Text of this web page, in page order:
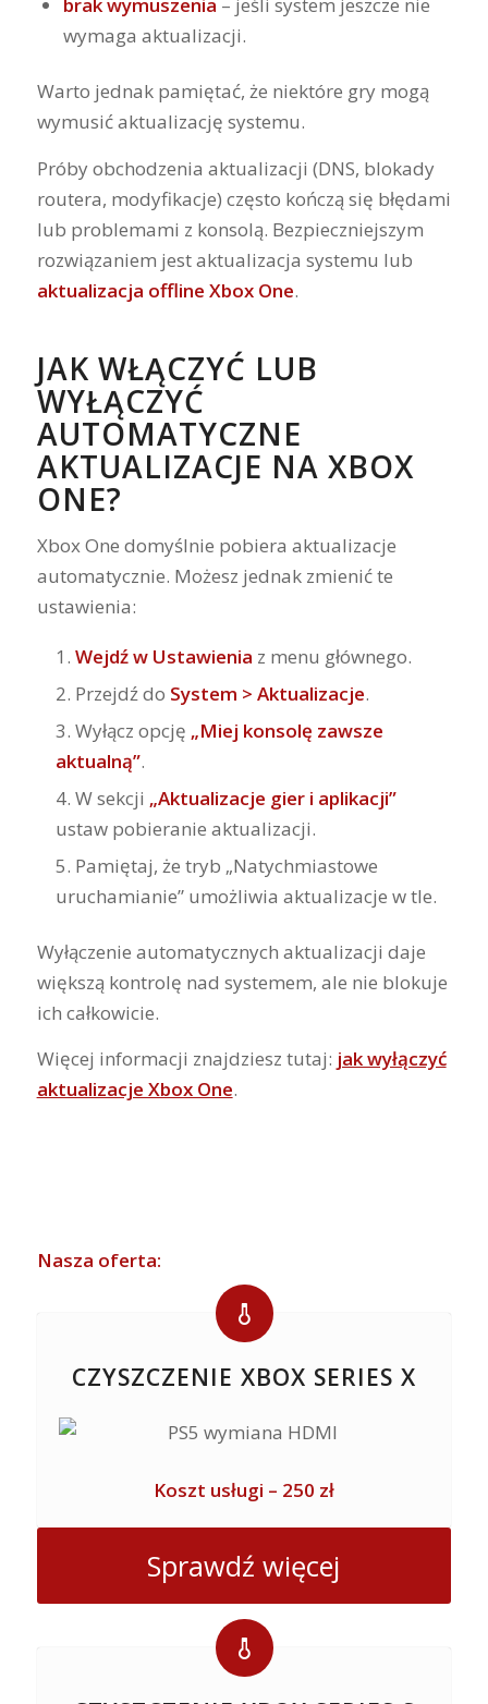
brak wymuszenia – jeśli system jeszcze nie
wymaga aktualizacji.
Warto jednak pamiętać, że niektóre gry mogą
wymusić aktualizację systemu.
Próby obchodzenia aktualizacji (DNS, blokady
routera, modyfikacje) często kończą się błędami
lub problemami z konsolą. Bezpieczniejszym
rozwiązaniem jest aktualizacja systemu lub
aktualizacja offline Xbox One.
JAK WŁĄCZYĆ LUB
WYŁĄCZYĆ
AUTOMATYCZNE
AKTUALIZACJE NA XBOX
ONE?
Xbox One domyślnie pobiera aktualizacje
automatycznie. Możesz jednak zmienić te
ustawienia:
Wejdź w Ustawienia z menu głównego.
Przejdź do System > Aktualizacje.
Wyłącz opcję „Miej konsolę zawsze
aktualną”.
W sekcji „Aktualizacje gier i aplikacji”
ustaw pobieranie aktualizacji.
Pamiętaj, że tryb „Natychmiastowe
uruchamianie” umożliwia aktualizacje w tle.
Wyłączenie automatycznych aktualizacji daje
większą kontrolę nad systemem, ale nie blokuje
ich całkowicie.
Więcej informacji znajdziesz tutaj: jak wyłączyć
aktualizacje Xbox One.
Nasza oferta:
CZYSZCZENIE XBOX SERIES X
Koszt usługi – 250 zł
Sprawdź więcej